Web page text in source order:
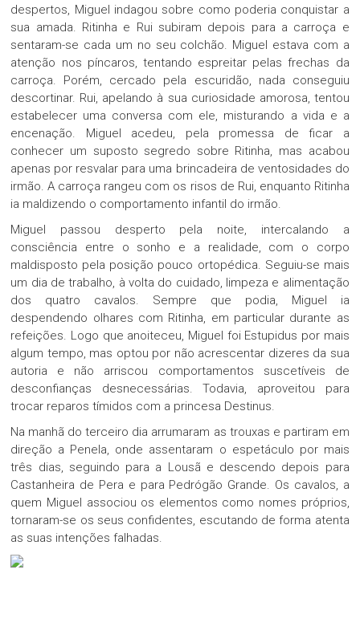
despertos, Miguel indagou sobre como poderia conquistar a
sua amada. Ritinha e Rui subiram depois para a carroça e
sentaram-se cada um no seu colchão. Miguel estava com a
atenção nos píncaros, tentando espreitar pelas frechas da
carroça. Porém, cercado pela escuridão, nada conseguiu
descortinar. Rui, apelando à sua curiosidade amorosa, tentou
estabelecer uma conversa com ele, misturando a vida e a
encenação. Miguel acedeu, pela promessa de ficar a
conhecer um suposto segredo sobre Ritinha, mas acabou
apenas por resvalar para uma brincadeira de ventosidades do
irmão. A carroça rangeu com os risos de Rui, enquanto Ritinha
ia maldizendo o comportamento infantil do irmão.
Miguel passou desperto pela noite, intercalando a
consciência entre o sonho e a realidade, com o corpo
maldisposto pela posição pouco ortopédica. Seguiu-se mais
um dia de trabalho, à volta do cuidado, limpeza e alimentação
dos quatro cavalos. Sempre que podia, Miguel ia
despendendo olhares com Ritinha, em particular durante as
refeições. Logo que anoiteceu, Miguel foi Estupidus por mais
algum tempo, mas optou por não acrescentar dizeres da sua
autoria e não arriscou comportamentos suscetíveis de
desconfianças desnecessárias. Todavia, aproveitou para
trocar reparos tímidos com a princesa Destinus.
Na manhã do terceiro dia arrumaram as trouxas e partiram em
direção a Penela, onde assentaram o espetáculo por mais
três dias, seguindo para a Lousã e descendo depois para
Castanheira de Pera e para Pedrógão Grande. Os cavalos, a
quem Miguel associou os elementos como nomes próprios,
tornaram-se os seus confidentes, escutando de forma atenta
as suas intenções falhadas.